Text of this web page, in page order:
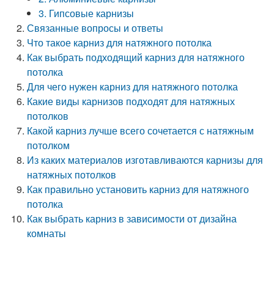
3. Гипсовые карнизы
Связанные вопросы и ответы
Что такое карниз для натяжного потолка
Как выбрать подходящий карниз для натяжного
потолка
Для чего нужен карниз для натяжного потолка
Какие виды карнизов подходят для натяжных
потолков
Какой карниз лучше всего сочетается с натяжным
потолком
Из каких материалов изготавливаются карнизы для
натяжных потолков
Как правильно установить карниз для натяжного
потолка
Как выбрать карниз в зависимости от дизайна
комнаты